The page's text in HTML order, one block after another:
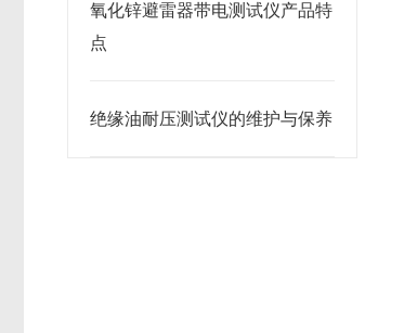
氧化锌避雷器带电测试仪产品特
点
绝缘油耐压测试仪的维护与保养